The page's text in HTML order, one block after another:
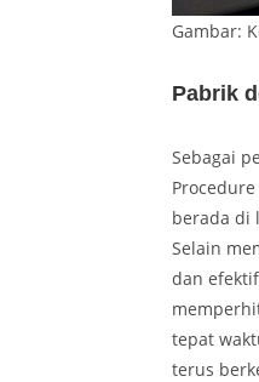
Gambar:
Pabrik
Sebagai
berada di
Selain
dan
tepat
terus